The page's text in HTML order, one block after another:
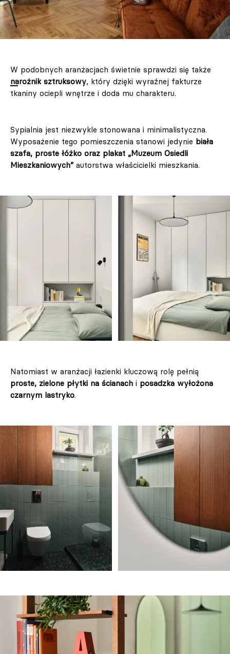
W podobnych aranżacjach świetnie sprawdzi się także
narożnik sztruksowy, który dzięki wyraźnej fakturze
tkaniny ociepli wnętrze i doda mu charakteru.
Sypialnia jest niezwykle stonowana i minimalistyczna.
Wyposażenie tego pomieszczenia stanowi jedynie biała
szafa, proste łóżko oraz plakat „Muzeum Osiedli
Mieszkaniowych” autorstwa właścicielki mieszkania.
Natomiast w aranżacji łazienki kluczową rolę pełnią
proste, zielone płytki na ścianach i posadzka wyłożona
czarnym lastryko.